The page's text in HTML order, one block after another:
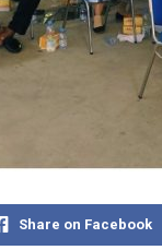
Share on Facebook